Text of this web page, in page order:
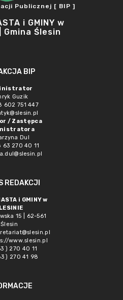
Publicznej [ BIP ]
i GMINY w
Gmina Ślesin
BIP
Guzik
602 751 447
/ Zastępca
Dul
63 270 40 11
REDAKCJI
i GMINY w
15 | 62-561
Ślesin
www.slesin.pl
) 270 40 11
) 270 41 98